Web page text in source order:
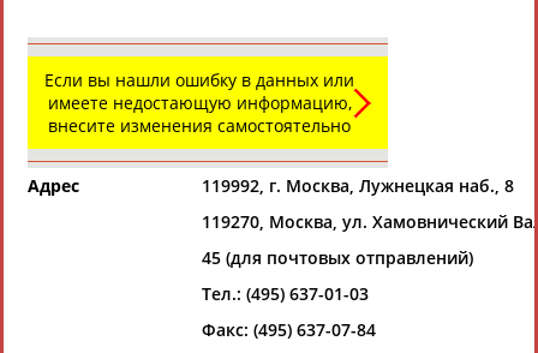
Просмотры
материалов
платформы за
47393
ТАБЛО АКТИВНОСТИ
РЕСУРСНАЯ ПЛОЩАДКА
Всероссийские спортивные организации
Выберите другой тип организаций
Органы управления, федерации,
Если вы нашли ошибку в данных или
имеете недостающую информацию,
внесите изменения самостоятельно
Адрес
119992, г. Москва, Лужнецкая наб., 8
​119270, Москва, ул. Хамовнический
45 (для почтовых отправлений)
Тел.: (495) 637-01-03
Факс: (495) 637-07-84